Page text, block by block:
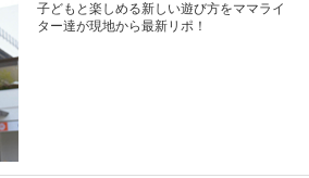
子どもと楽しめる新しい遊び方をママライ
ター達が現地から最新リポ！